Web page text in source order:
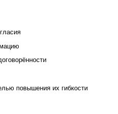
повышения их гибкости